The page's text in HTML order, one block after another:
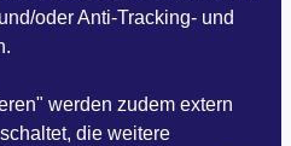
oder Anti-Tracking- und
werden zudem extern
die weitere